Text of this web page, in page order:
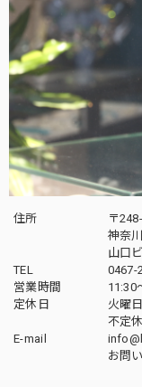
住所
〒
神奈
山口
TEL
0467-
営業時間
11:30
定休日
火曜日
不定
E-mail
お問